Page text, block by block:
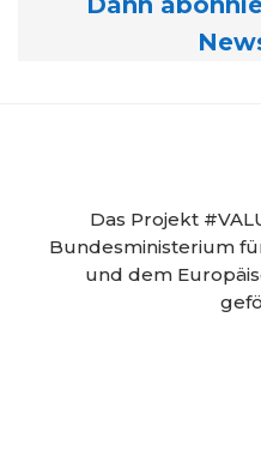
Das Projekt
Bundesministerium
und dem